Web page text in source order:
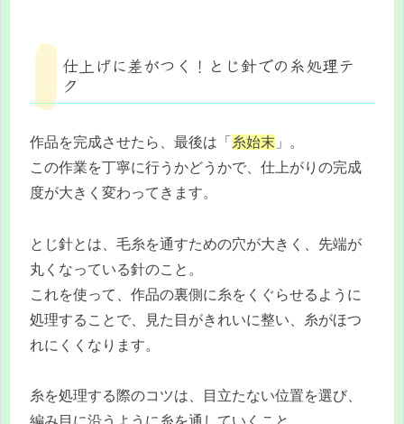
仕上げに差がつく！とじ針での糸処理テ
ク
作品を完成させたら、最後は「 糸始末 」。
この作業を丁寧に行うかどうかで、仕上がりの完成
度が大きく変わってきます。
とじ針とは、毛糸を通すための穴が大きく、先端が
丸くなっている針のこと。
これを使って、作品の裏側に糸をくぐらせるように
処理することで、見た目がきれいに整い、糸がほつ
れにくくなります。
糸を処理する際のコツは、目立たない位置を選び、